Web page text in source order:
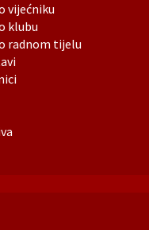
vijećniku
klubu
radnom tijelu